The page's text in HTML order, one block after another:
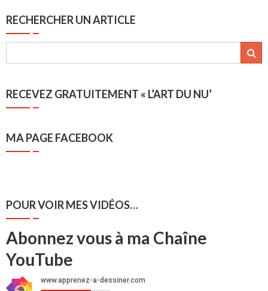
RECHERCHER UN ARTICLE
RECEVEZ GRATUITEMENT « L’ART DU NU’
MA PAGE FACEBOOK
POUR VOIR MES VIDÉOS…
Abonnez vous à ma Chaîne
YouTube